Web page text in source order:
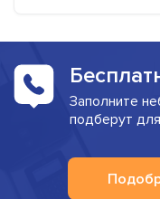
Заполните
подберут